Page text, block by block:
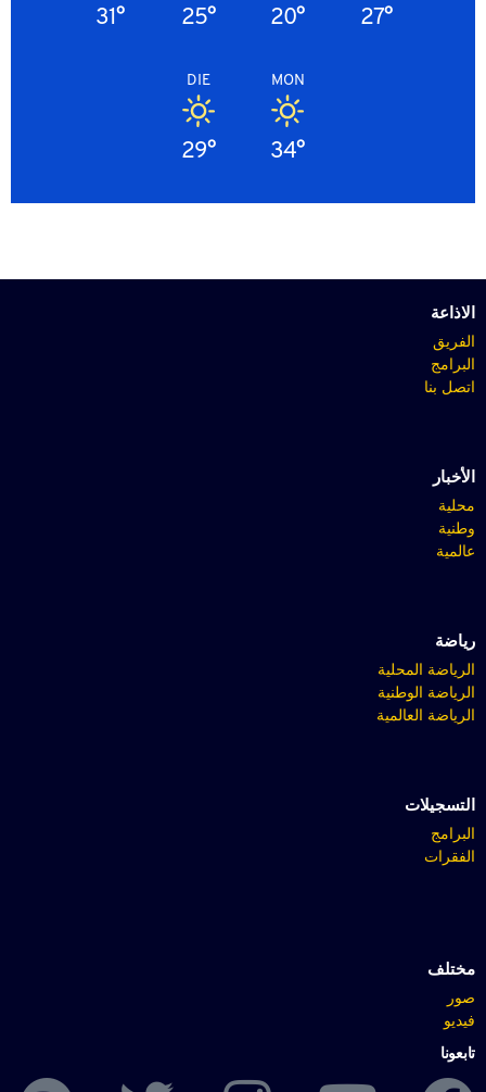
27°
20°
25°
31°
MON
34°
DIE
29°
الاذاعة
الفريق
البرامج
اتصل بنا
الأخبار
محلية
وطنية
عالمية
رياضة
الرياضة المحلية
الرياضة الوطنية
الرياضة العالمية
التسجيلات
البرامج
الفقرات
مختلف
صور
فيديو
تابعونا